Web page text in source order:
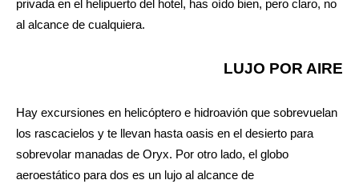
privada en el helipuerto del hotel, has oído bien, pero claro, no
al alcance de cualquiera.
LUJO POR AIRE
Hay excursiones en helicóptero e hidroavión que sobrevuelan
los rascacielos y te llevan hasta oasis en el desierto para
sobrevolar manadas de Oryx. Por otro lado, el globo
aeroestático para dos es un lujo al alcance de